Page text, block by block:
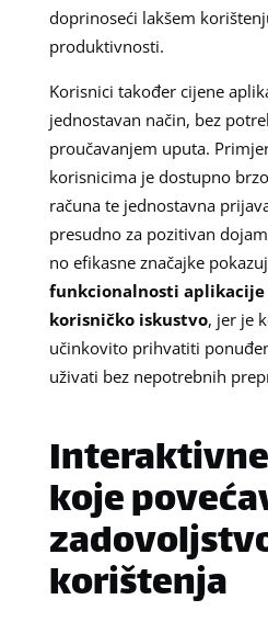
doprinoseći lakšem
produktivnosti.
Korisnici također cijene
jednostavan način, bez
proučavanjem uputa.
korisnicima je dostupno
računa te jednostavna
presudno za pozitivan
no efikasne značajke
funkcionalnosti aplikacije
korisničko iskustvo, jer je
učinkovito prihvatiti
uživati bez nepotrebnih
koje
korištenja